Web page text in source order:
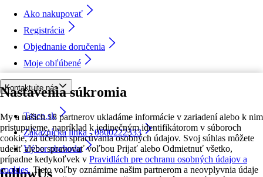
Nastavenia súkromia
My a našich 18 partnerov ukladáme informácie v zariadení alebo k nim
pristupujeme, napríklad k jedinečným identifikátorom v súboroch
cookie, za účelom spracúvania osobných údajov. Svoj súhlas môžete
udeliť alebo spravovať voľbou Prijať alebo Odmietnuť všetko,
prípadne kedykoľvek v Pravidlách pre ochranu osobných údajov a
cookies. Tieto voľby oznámime našim partnerom a neovplyvnia údaje
Ako nakupovať
Registrácia
Objednanie doručenia
Moje obľúbené
Kontaktujte nás
Tesco.sk
Zákaznícka linka - 0800222333
Výber obchodu
followUs